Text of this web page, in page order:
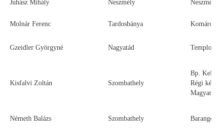
Juhász Mihály Neszmély Neszmély
Molnár Ferenc Tardosbánya
Gzeidler Györgyné Nagyatád
Kisfalvi Zoltán Szombathely
Bp. Keleti
Régi
Németh Balázs Szombathely